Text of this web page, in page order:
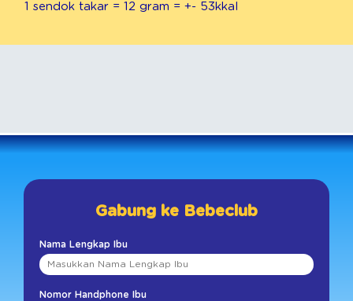
Vitamin dan Mineral
Vitamin B1 (Tiamin)
Vitamin B2 (Riboflavin)
1 sendok takar = 12 gram = +- 53kkal
Gabung ke Bebeclub
Nama Lengkap Ibu
Nomor Handphone Ibu